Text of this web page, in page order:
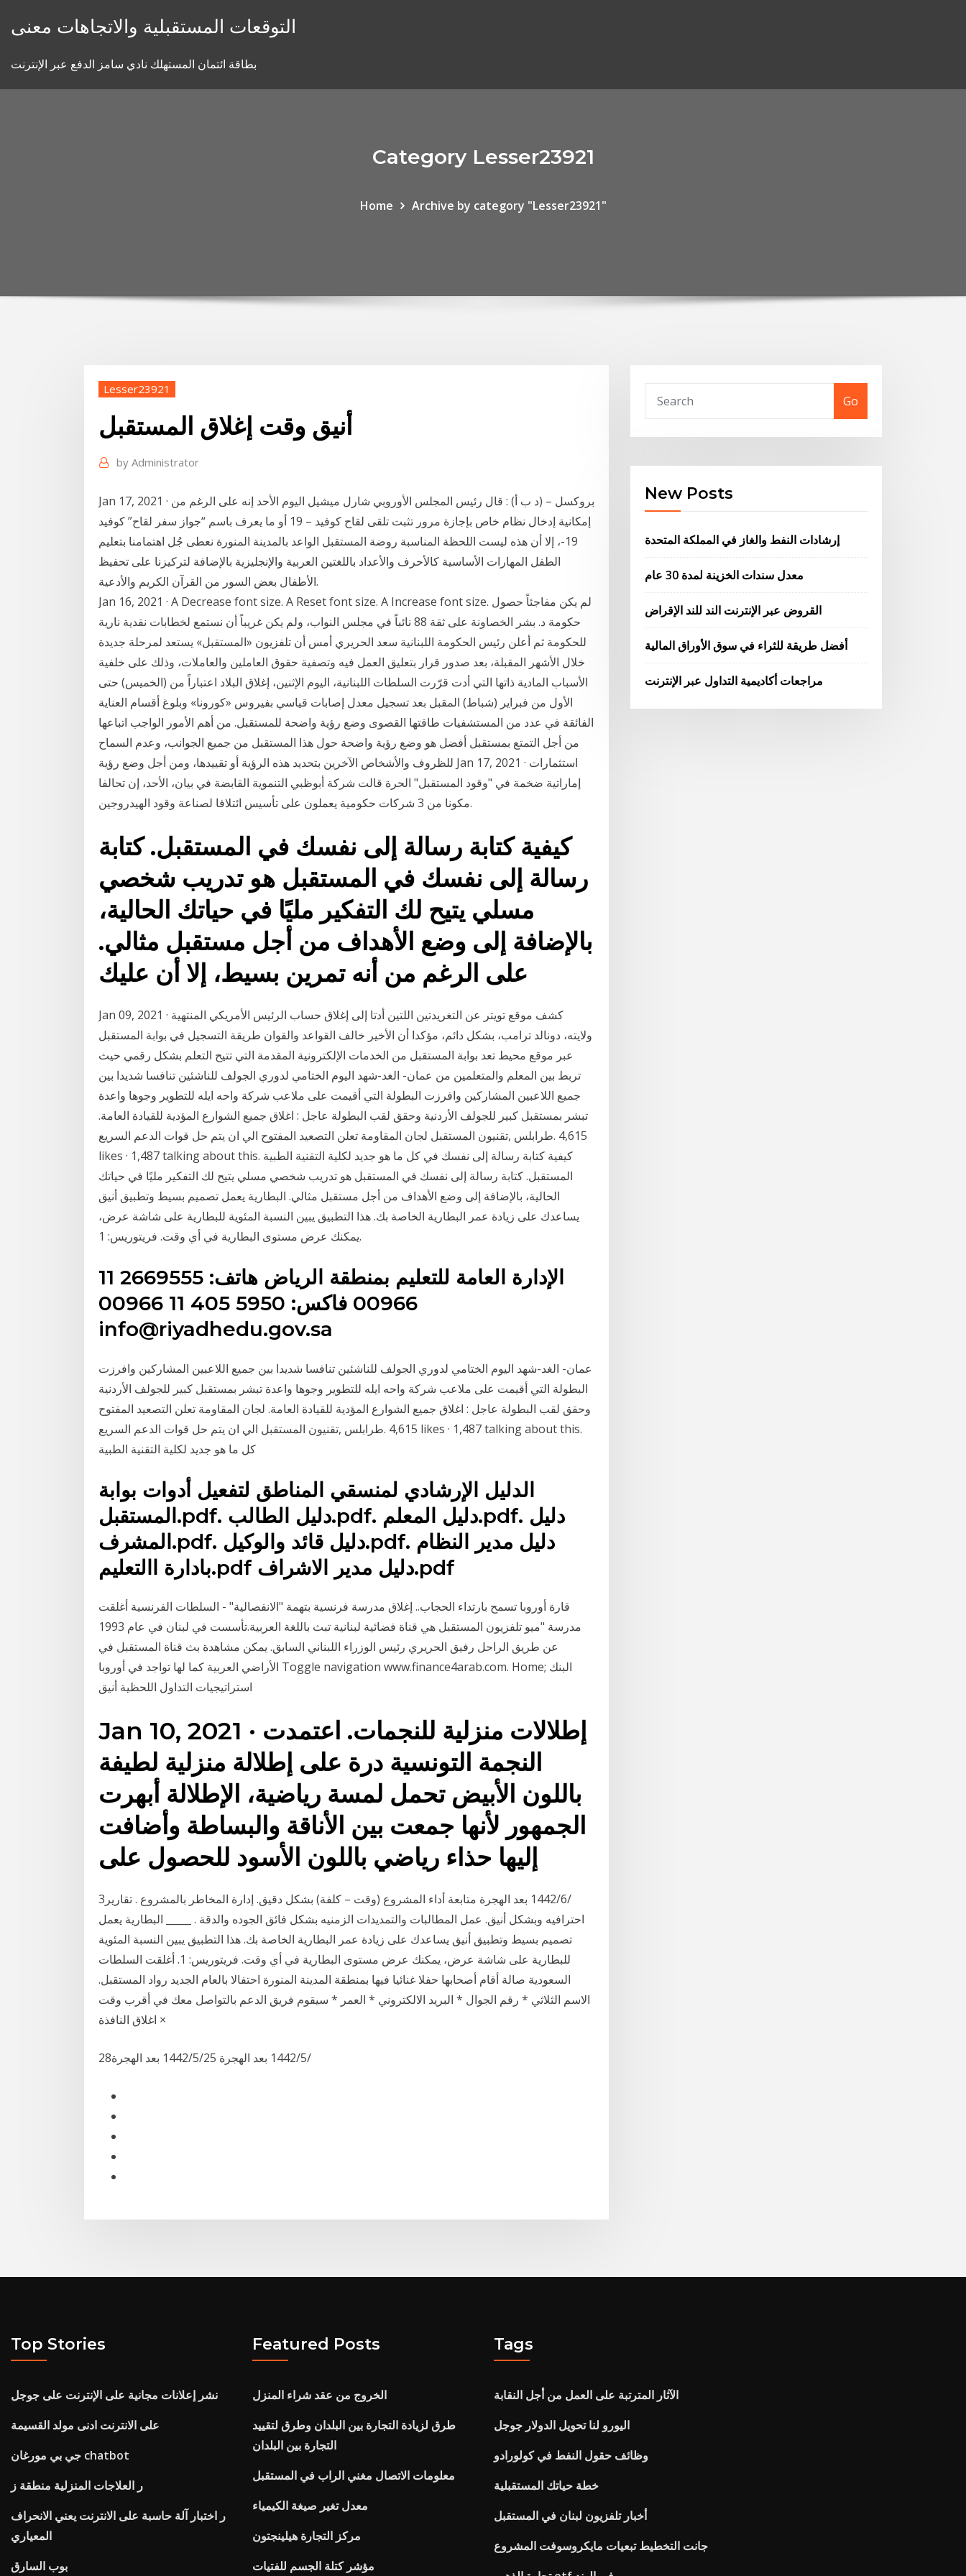
التوقعات المستقبلية والاتجاهات معنى
بطاقة ائتمان المستهلك نادي سامز الدفع عبر الإنترنت
Category Lesser23921
Home Archive by category "Lesser23921"
Lesser23921
أنيق وقت إغلاق المستقبل
by Administrator
Jan 17, 2021 · بروكسل – (د ب أ) : قال رئيس المجلس الأوروبي شارل ميشيل اليوم الأحد إنه على الرغم من
إمكانية إدخال نظام خاص بإجازة مرور تثبت تلقى لقاح كوفيد – 19 أو ما يعرف باسم “جواز سفر لقاح” كوفيد
19-، إلا أن هذه ليست اللحظة المناسبة روضة المستقبل الواعد بالمدينة المنورة نعطى جُل اهتمامنا بتعليم
الطفل المهارات الأساسية كالأحرف والأعداد باللغتين العربية والإنجليزية بالإضافة لتركيزنا على تحفيظ
الأطفال بعض السور من القرآن الكريم والأدعية.
Jan 16, 2021 · A Decrease font size. A Reset font size. A Increase font size. لم يكن مفاجئاً حصول
حكومة د. بشر الخصاونة على ثقة 88 نائباً في مجلس النواب، ولم يكن غريباً أن نستمع لخطابات نقدية نارية
للحكومة ثم أعلن رئيس الحكومة اللبنانية سعد الحريري أمس أن تلفزيون «المستقبل» يستعد لمرحلة جديدة
خلال الأشهر المقبلة، بعد صدور قرار بتعليق العمل فيه وتصفية حقوق العاملين والعاملات، وذلك على خلفية
الأسباب المادية ذاتها التي أدت قرّرت السلطات اللبنانية، اليوم الإثنين، إغلاق البلاد اعتباراً من (الخميس) حتى
الأول من فبراير (شباط) المقبل بعد تسجيل معدل إصابات قياسي بفيروس «كورونا» وبلوغ أقسام العناية
الفائقة في عدد من المستشفيات طاقتها القصوى وضع رؤية واضحة للمستقبل. من أهم الأمور الواجب اتباعها
من أجل التمتع بمستقبل أفضل هو وضع رؤية واضحة حول هذا المستقبل من جميع الجوانب، وعدم السماح
للظروف والأشخاص الآخرين بتحديد هذه الرؤية أو تقييدها، ومن أجل وضع رؤية Jan 17, 2021 · استثمارات
إماراتية ضخمة في "وقود المستقبل" الحرة قالت شركة أبوظبي التنموية القابضة في بيان، الأحد، إن تحالفا
مكونا من 3 شركات حكومية يعملون على تأسيس ائتلافا لصناعة وقود الهيدروجين.
كيفية كتابة رسالة إلى نفسك في المستقبل. كتابة
رسالة إلى نفسك في المستقبل هو تدريب شخصي
مسلي يتيح لك التفكير مليًا في حياتك الحالية،
بالإضافة إلى وضع الأهداف من أجل مستقبل مثالي.
على الرغم من أنه تمرين بسيط، إلا أن عليك
Jan 09, 2021 · كشف موقع تويتر عن التغريدتين اللتين أدتا إلى إغلاق حساب الرئيس الأمريكي المنتهية
ولايته، دونالد ترامب، بشكل دائم، مؤكدا أن الأخير خالف القواعد والقوان طريقة التسجيل في بوابة المستقبل
عبر موقع محيط تعد بوابة المستقبل من الخدمات الإلكترونية المقدمة التي تتيح التعلم بشكل رقمي حيث
تربط بين المعلم والمتعلمين من عمان- الغد-شهد اليوم الختامي لدوري الجولف للناشئين تنافسا شديدا بين
جميع اللاعبين المشاركين وافرزت البطولة التي أقيمت على ملاعب شركة واحه ايله للتطوير وجوها واعدة
تبشر بمستقبل كبير للجولف الأردنية وحقق لقب البطولة عاجل : اغلاق جميع الشوارع المؤدية للقيادة العامة.
لجان المقاومة تعلن التصعيد المفتوح الي ان يتم حل قوات الدعم السريع ‎تقنيون المستقبل‎, ‎طرابلس‎. 4,615
likes · 1,487 talking about this. ‎كل ما هو جديد لكلية التقنية الطبية‎ كيفية كتابة رسالة إلى نفسك في
المستقبل. كتابة رسالة إلى نفسك في المستقبل هو تدريب شخصي مسلي يتيح لك التفكير مليًا في حياتك
الحالية، بالإضافة إلى وضع الأهداف من أجل مستقبل مثالي. البطارية يعمل تصميم بسيط وتطبيق أنيق
يساعدك على زيادة عمر البطارية الخاصة بك. هذا التطبيق يبين النسبة المئوية للبطارية على شاشة عرض،
يمكنك عرض مستوى البطارية في أي وقت. فريتوريس: 1.
الإدارة العامة للتعليم بمنطقة الرياض هاتف: 2669555 11
00966 فاكس: 5950 405 11 00966
info@riyadhedu.gov.sa
عمان- الغد-شهد اليوم الختامي لدوري الجولف للناشئين تنافسا شديدا بين جميع اللاعبين المشاركين وافرزت
البطولة التي أقيمت على ملاعب شركة واحه ايله للتطوير وجوها واعدة تبشر بمستقبل كبير للجولف الأردنية
وحقق لقب البطولة عاجل : اغلاق جميع الشوارع المؤدية للقيادة العامة. لجان المقاومة تعلن التصعيد المفتوح
الي ان يتم حل قوات الدعم السريع ‎تقنيون المستقبل‎, ‎طرابلس‎. 4,615 likes · 1,487 talking about this.
الدليل الإرشادي لمنسقي المناطق لتفعيل أدوات بوابة
المستقبل.pdf. دليل الطالب.pdf. دليل المعلم.pdf. دليل
المشرف.pdf. دليل قائد والوكيل.pdf. دليل مدير النظام
بادارة االتعليم.pdf دليل مدير الاشراف.pdf
قارة أوروبا تسمح بارتداء الحجاب.. إغلاق مدرسة فرنسية بتهمة "الانفصالية" - السلطات الفرنسية أغلقت
مدرسة "ميو تلفزيون المستقبل هي قناة فضائية لبنانية تبث باللغة العربية.تأسست في لبنان في عام 1993
عن طريق الراحل رفيق الحريري رئيس الوزراء اللبناني السابق. يمكن مشاهدة بث قناة المستقبل في
الأراضي العربية كما لها تواجد في أوروبا Toggle navigation www.finance4arab.com. Home; البنك
استراتيجيات التداول اللحظية أنيق
Jan 10, 2021 · إطلالات منزلية للنجمات. اعتمدت
النجمة التونسية درة على إطلالة منزلية لطيفة
باللون الأبيض تحمل لمسة رياضية، الإطلالة أبهرت
الجمهور لأنها جمعت بين الأناقة والبساطة وأضافت
إليها حذاء رياضي باللون الأسود للحصول على
3‏‏/6‏‏/1442 بعد الهجرة متابعة أداء المشروع (وقت – كلفة) بشكل دقيق. إدارة المخاطر بالمشروع . تقارير
احترافيه وبشكل أنيق. عمل المطالبات والتمديدات الزمنيه بشكل فائق الجوده والدقة . _____ البطارية يعمل
تصميم بسيط وتطبيق أنيق يساعدك على زيادة عمر البطارية الخاصة بك. هذا التطبيق يبين النسبة المئوية
للبطارية على شاشة عرض، يمكنك عرض مستوى البطارية في أي وقت. فريتوريس: 1. أغلقت السلطات
السعودية صالة أقام أصحابها حفلا غنائيا فيها بمنطقة المدينة المنورة احتفالا بالعام الجديد رواد المستقبل.
الاسم الثلاثي * رقم الجوال * البريد الالكتروني * العمر * سيقوم فريق الدعم بالتواصل معك في أقرب وقت
× اغلاق النافذة
28‏‏/5‏‏/1442 بعد الهجرة 25‏‏/5‏‏/1442 بعد الهجرة
Go
New Posts
إرشادات النفط والغاز في المملكة المتحدة
معدل سندات الخزينة لمدة 30 عام
القروض عبر الإنترنت الند للند الإقراض
أفضل طريقة للثراء في سوق الأوراق المالية
مراجعات أكاديمية التداول عبر الإنترنت
Top Stories
نشر إعلانات مجانية على الإنترنت على جوجل
على الانترنت ادنى مولد القسيمة
جي بي مورغان chatbot
ر العلاجات المنزلية منطقة ز
ر اختبار آلة حاسبة على الانترنت يعني الانحراف
المعياري
بوب السارق
Featured Posts
الخروج من عقد شراء المنزل
طرق لزيادة التجارة بين البلدان وطرق لتقييد
التجارة بين البلدان
معلومات الاتصال مغني الراب في المستقبل
معدل تغير صيغة الكيمياء
مركز التجارة هيلينجتون
مؤشر كتلة الجسم للفتيات
Tags
الآثار المترتبة على العمل من أجل النقابة
اليورو لنا تحويل الدولار جوجل
وظائف حقول النفط في كولورادو
خطة حياتك المستقبلية
أخبار تلفزيون لبنان في المستقبل
جانت التخطيط تبعيات مايكروسوفت المشروع